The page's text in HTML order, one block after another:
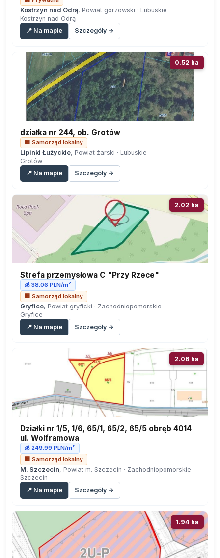
Kostrzyn nad Odrą, Powiat gorzowski · Lubuskie
Kostrzyn nad Odrą
📍 Na mapie
Szczegóły →
0.52 ha
działka nr 244, ob. Grotów
🏢 Samorząd lokalny
Lipinki Łużyckie, Powiat żarski · Lubuskie
Grotów
📍 Na mapie
Szczegóły →
2.02 ha
Strefa przemysłowa C "Przy Rzece"
💰 38.06 PLN/m²
🏢 Samorząd lokalny
Gryfice, Powiat gryficki · Zachodniopomorskie
Gryfice
📍 Na mapie
Szczegóły →
2.06 ha
Działki nr 1/5, 1/6, 65/1, 65/2, 65/5 obręb 4014
ul. Wolframowa
💰 249.99 PLN/m²
🏢 Samorząd lokalny
M. Szczecin, Powiat m. Szczecin · Zachodniopomorskie
Szczecin
📍 Na mapie
Szczegóły →
1.94 ha